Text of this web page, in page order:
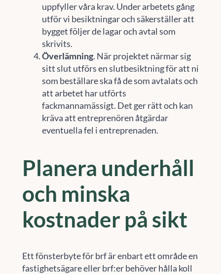
uppfyller våra krav. Under arbetets gång
utför vi besiktningar och säkerställer att
bygget följer de lagar och avtal som
skrivits.
Överlämning. När projektet närmar sig
sitt slut utförs en slutbesiktning för att ni
som beställare ska få de som avtalats och
att arbetet har utförts
fackmannamässigt. Det ger rätt och kan
kräva att entreprenören åtgärdar
eventuella fel i entreprenaden.
Planera underhåll
och minska
kostnader på sikt
Ett fönsterbyte för brf är enbart ett område en
fastighetsägare eller brf:er behöver hålla koll